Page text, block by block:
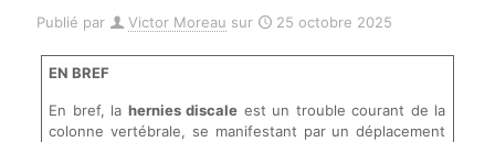
Publié par Victor Moreau sur 25 octobre 2025
EN BREF
En bref, la hernies discale est un trouble courant de la
colonne vertébrale, se manifestant par un déplacement